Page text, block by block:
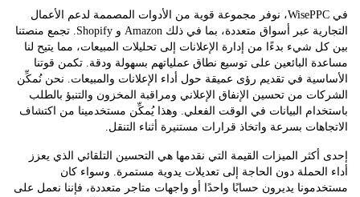
في WisePPC، نوفر مجموعة قوية من الأدوات المصممة لدعم الأعمال
التجارية عبر أسواق متعددة، بما في ذلك Amazon و Shopify. تجمع منصتنا
شيء بدءًا من إدارة الإعلانات إلى تحليلات المبيعات، مما يتيح لنا
البائعين على توسيع نطاق عملياتهم بسهولة ودقة. تكمن قوتنا
في تقديم رؤى عميقة حول أداء الإعلانات والمبيعات. نحن نُمكِّن
من تحسين الإنفاق الإعلاني ومراقبة المخزون والتنبؤ بالطلب
البيانات في الوقت الفعلي. وهذا يُمكِّن مستخدمينا من اكتشاف
بسرعة واتخاذ قرارات مستنيرة أثناء التنقل.
الميزات القيمة التي نقدمها هي التحسين التلقائي الذي يعزز
دون الحاجة إلى تعديلات يدوية مستمرة. وسواء كان
يديرون حسابًا واحدًا أو واجهات متاجر متعددة، فإننا نعمل على